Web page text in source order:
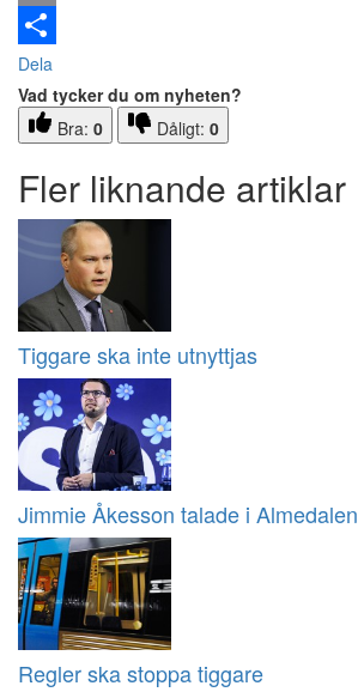
Email
Dela
Vad tycker du om nyheten?
Bra: 0 Dåligt: 0
Fler liknande artiklar
Tiggare ska inte utnyttjas
Jimmie Åkesson talade i Almedalen
Regler ska stoppa tiggare